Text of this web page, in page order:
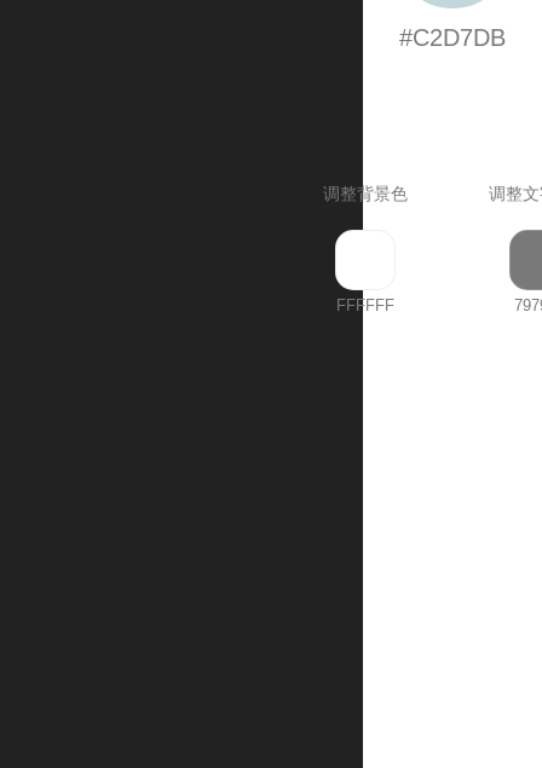
#C2D7DB
调整背景色 调整